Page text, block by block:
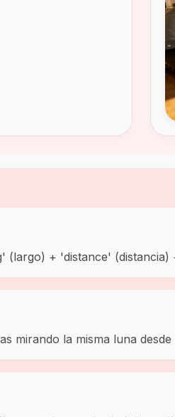
(largo) + 'distance'
mirando la misma luna